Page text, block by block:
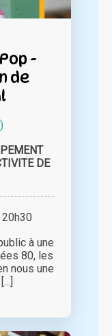
-
de
DE
à une
80, les
nous une